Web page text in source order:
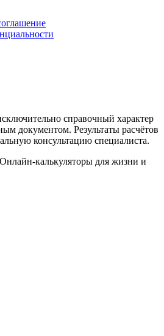
справочный характер
документом. Результаты расчётов
консультацию специалиста.
Онлайн-калькуляторы для жизни и